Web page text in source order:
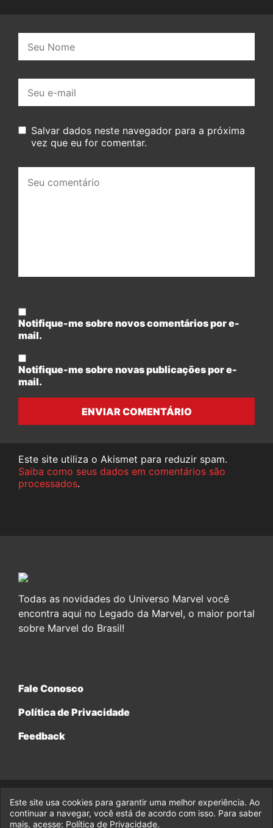
mail:
Salvar dados neste navegador para a próxima
vez que eu for comentar.
comentário:
Notifique-me sobre novos comentários por e-
mail.
Notifique-me sobre novas publicações por e-
mail.
ENVIAR COMENTÁRIO
Este site utiliza o Akismet para reduzir spam.
Saiba como seus dados em comentários são
processados.
Todas as novidades do Universo Marvel você
encontra aqui no Legado da Marvel, o maior portal
sobre Marvel do Brasil!
Fale Conosco
Política de Privacidade
Feedback
© 2017-2026 Legado da Marvel, uma empresa da Legado
Enterprises.
Este site usa cookies para garantir uma melhor experiência. Ao
continuar a navegar, você está de acordo com isso. Para saber
mais, acesse: Política de Privacidade.